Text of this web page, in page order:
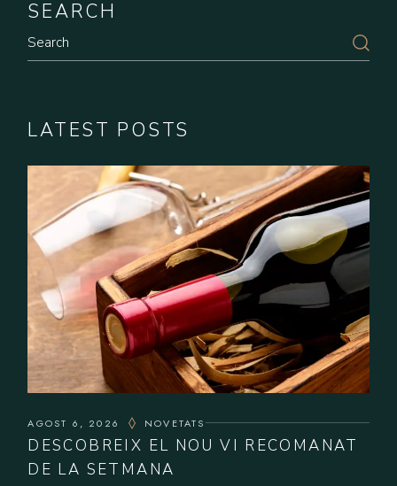
SEARCH
LATEST POSTS
AGOST 6, 2026 NOVETATS
DESCOBREIX EL NOU VI RECOMANAT
DE LA SETMANA